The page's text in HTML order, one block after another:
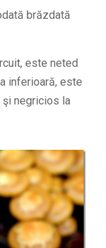
brăzdată
este neted
inferioară, este
şi negricios la